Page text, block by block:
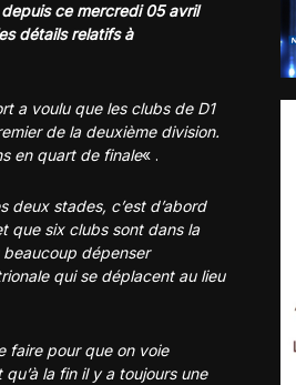
ce mercredi 05 avril
détails relatifs à
a voulu que les clubs de D1
de la deuxième division.
en quart de finale« .
deux stades, c’est d’abord
que six clubs sont dans la
dépenser
qui se déplacent au lieu
faire pour que on voie
la fin il y a toujours une